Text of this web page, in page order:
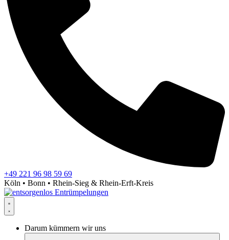
+49 221 96 98 59 69
Köln • Bonn • Rhein-Sieg & Rhein-Erft-Kreis
Darum kümmern wir uns